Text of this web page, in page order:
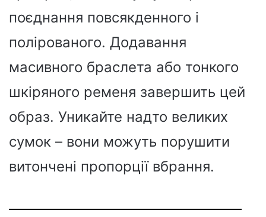
поєднання повсякденного і
полірованого. Додавання
масивного браслета або тонкого
шкіряного ременя завершить цей
образ. Уникайте надто великих
сумок – вони можуть порушити
витончені пропорції вбрання.